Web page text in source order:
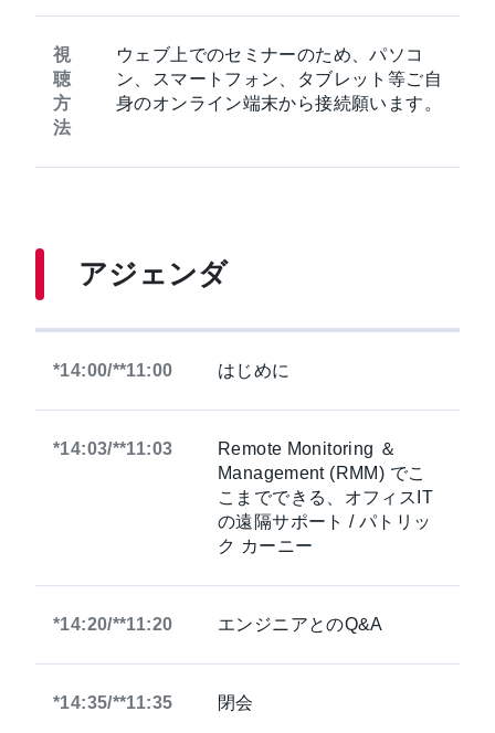
視
聴
方
法
ウェブ上でのセミナーのため、パソコ
ン、スマートフォン、タブレット等ご自
身のオンライン端末から接続願います。
アジェンダ
*14:00/**11:00 はじめに
*14:03/**11:03
Remote Monitoring ＆
Management (RMM) でこ
こまでできる、オフィスIT
の遠隔サポート / パトリッ
ク カーニー
*14:20/**11:20 エンジニアとのQ&A
*14:35/**11:35 閉会